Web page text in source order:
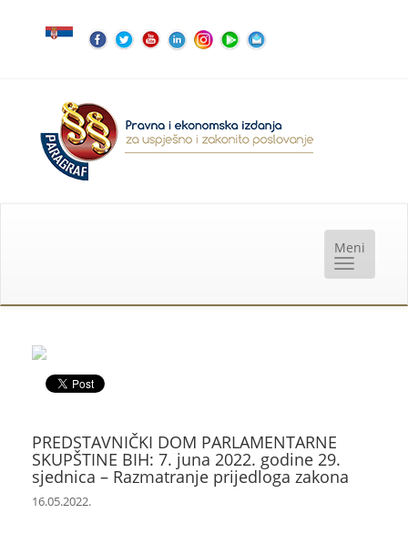
PREDSTAVNIČKI DOM PARLAMENTARNE
SKUPŠTINE BIH: 7. juna 2022. godine 29.
sjednica – Razmatranje prijedloga zakona
16.05.2022.